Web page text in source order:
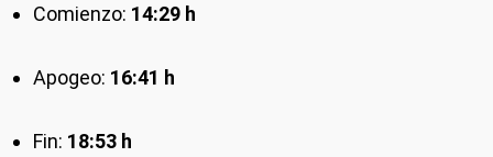
Comienzo: 14:29 h
Apogeo: 16:41 h
Fin: 18:53 h